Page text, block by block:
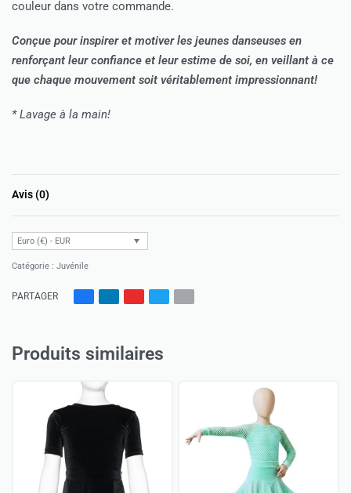
couleur dans votre commande.
Conçue pour inspirer et motiver les jeunes danseuses en
renforçant leur confiance et leur estime de soi, en veillant à ce
que chaque mouvement soit véritablement impressionnant!
* Lavage à la main!
Avis (0)
Euro (€) - EUR
Catégorie : Juvénile
PARTAGER
Produits similaires